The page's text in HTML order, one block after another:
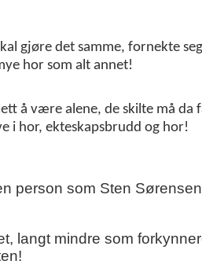
gjøre det samme, fornekte
hor som alt annet!
å være alene, de skilte må da
i hor, ekteskapsbrudd og hor!
person som Sten
langt mindre som